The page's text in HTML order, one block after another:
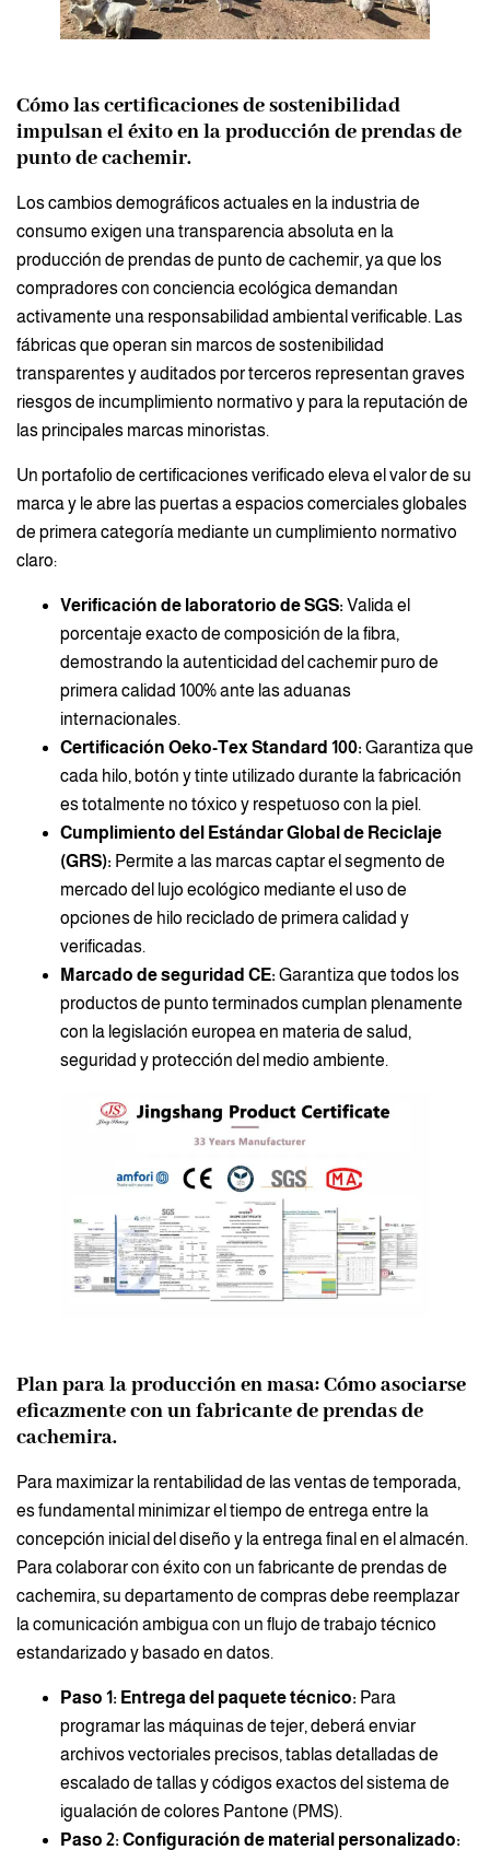
Cómo las certificaciones de sostenibilidad
impulsan el éxito en la producción de prendas de
punto de cachemir.
Los cambios demográficos actuales en la industria de
consumo exigen una transparencia absoluta en la
producción de prendas de punto de cachemir, ya que los
compradores con conciencia ecológica demandan
activamente una responsabilidad ambiental verificable. Las
fábricas que operan sin marcos de sostenibilidad
transparentes y auditados por terceros representan graves
riesgos de incumplimiento normativo y para la reputación de
las principales marcas minoristas.
Un portafolio de certificaciones verificado eleva el valor de su
marca y le abre las puertas a espacios comerciales globales
de primera categoría mediante un cumplimiento normativo
claro:
Verificación de laboratorio de SGS: Valida el
porcentaje exacto de composición de la fibra,
demostrando la autenticidad del cachemir puro de
primera calidad 100% ante las aduanas
internacionales.
Certificación Oeko-Tex Standard 100: Garantiza que
cada hilo, botón y tinte utilizado durante la fabricación
es totalmente no tóxico y respetuoso con la piel.
Cumplimiento del Estándar Global de Reciclaje
(GRS): Permite a las marcas captar el segmento de
mercado del lujo ecológico mediante el uso de
opciones de hilo reciclado de primera calidad y
verificadas.
Marcado de seguridad CE: Garantiza que todos los
productos de punto terminados cumplan plenamente
con la legislación europea en materia de salud,
seguridad y protección del medio ambiente.
Plan para la producción en masa: Cómo asociarse
eficazmente con un fabricante de prendas de
cachemira.
Para maximizar la rentabilidad de las ventas de temporada,
es fundamental minimizar el tiempo de entrega entre la
concepción inicial del diseño y la entrega final en el almacén.
Para colaborar con éxito con un fabricante de prendas de
cachemira, su departamento de compras debe reemplazar
la comunicación ambigua con un flujo de trabajo técnico
estandarizado y basado en datos.
Paso 1: Entrega del paquete técnico: Para
programar las máquinas de tejer, deberá enviar
archivos vectoriales precisos, tablas detalladas de
escalado de tallas y códigos exactos del sistema de
igualación de colores Pantone (PMS).
Paso 2: Configuración de material personalizado: